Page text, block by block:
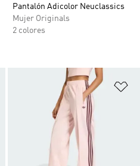
Pantalón Adicolor Neuclassics
Mujer Originals
2 colores
Añadir a la lista de deseos